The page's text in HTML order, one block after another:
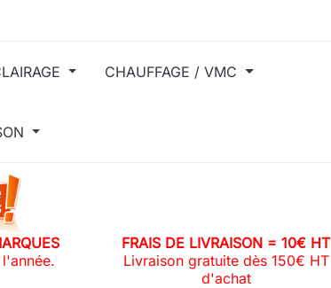
CHAUFFAGE / VMC
FRAIS DE LIVRAISON = 10€ HT
Livraison gratuite dès 150€ HT
d'achat